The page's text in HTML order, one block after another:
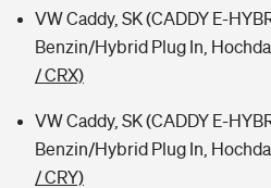
VW Caddy, SK (CADDY E-
Benzin/Hybrid Plug In,
/ CRX)
VW Caddy, SK (CADDY E-
Benzin/Hybrid Plug In,
/ CRY)